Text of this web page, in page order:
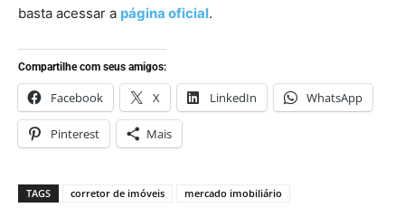
basta acessar a página oficial.
Compartilhe com seus amigos:
Facebook X LinkedIn WhatsApp
Pinterest Mais
TAGS corretor de imóveis mercado imobiliário